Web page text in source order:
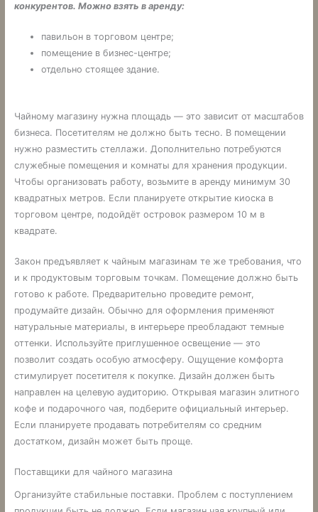
конкурентов. Можно взять в аренду:
павильон в торговом центре;
помещение в бизнес-центре;
отдельно стоящее здание.
Чайному магазину нужна площадь — это зависит от масштабов
бизнеса. Посетителям не должно быть тесно. В помещении
нужно разместить стеллажи. Дополнительно потребуются
служебные помещения и комнаты для хранения продукции.
Чтобы организовать работу, возьмите в аренду минимум 30
квадратных метров. Если планируете открытие киоска в
торговом центре, подойдёт островок размером 10 м в
квадрате.
Закон предъявляет к чайным магазинам те же требования, что
и к продуктовым торговым точкам. Помещение должно быть
готово к работе. Предварительно проведите ремонт,
продумайте дизайн. Обычно для оформления применяют
натуральные материалы, в интерьере преобладают темные
оттенки. Используйте приглушенное освещение — это
позволит создать особую атмосферу. Ощущение комфорта
стимулирует посетителя к покупке. Дизайн должен быть
направлен на целевую аудиторию. Открывая магазин элитного
кофе и подарочного чая, подберите официальный интерьер.
Если планируете продавать потребителям со средним
достатком, дизайн может быть проще.
Поставщики для чайного магазина
Организуйте стабильные поставки. Проблем с поступлением